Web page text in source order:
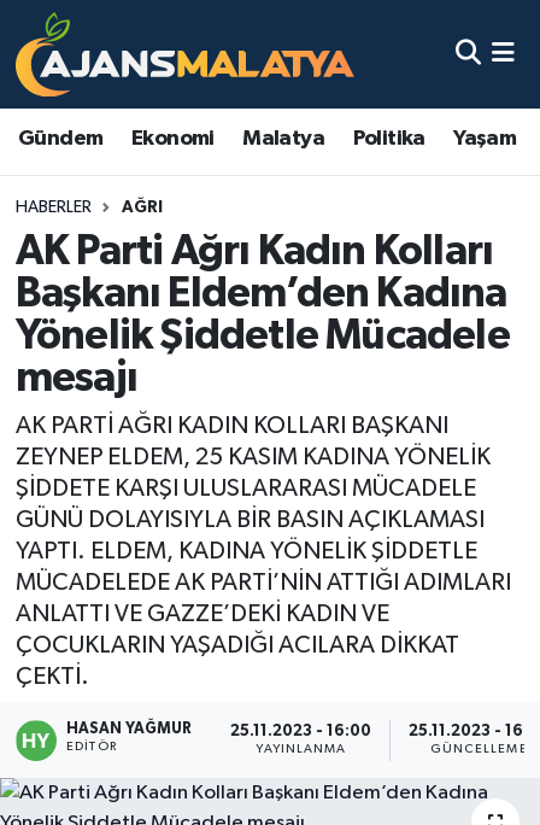
Gündem Ekonomi Malatya Politika Yaşam
HABERLER AĞRI
AK Parti Ağrı Kadın Kolları
Başkanı Eldem’den Kadına
Yönelik Şiddetle Mücadele
mesajı
AK PARTİ AĞRI KADIN KOLLARI BAŞKANI
ZEYNEP ELDEM, 25 KASIM KADINA YÖNELİK
ŞİDDETE KARŞI ULUSLARARASI MÜCADELE
GÜNÜ DOLAYISIYLA BİR BASIN AÇIKLAMASI
YAPTI. ELDEM, KADINA YÖNELİK ŞİDDETLE
MÜCADELEDE AK PARTİ’NİN ATTIĞI ADIMLARI
ANLATTI VE GAZZE’DEKİ KADIN VE
ÇOCUKLARIN YAŞADIĞI ACILARA DİKKAT
ÇEKTİ.
HASAN YAĞMUR
EDITÖR
25.11.2023 - 16:00
YAYINLANMA
25.11.2023 -
GÜNCELLEME
Asayiş
Eğitim
Ekonomi
Gündem
Kadın
Kültür & Sanat
Magazin
Politika
Sağlık
Malatya Nöbetçi Eczaneler
Malatya Namaz Vakitleri
Malatya Trafik Yoğunluk Haritası
TFF 3.Lig 2.Grup Puan Durumu ve Fikstür
Tüm Manşetler
Son Dakika Haberleri
Haber Arşivi